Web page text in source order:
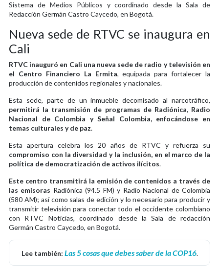
Sistema de Medios Públicos y coordinado desde la Sala de
Redacción Germán Castro Caycedo, en Bogotá.
Nueva sede de RTVC se inaugura en
Cali
RTVC inauguró en Cali una nueva sede de radio y televisión en
el Centro Financiero La Ermita, equipada para fortalecer la
producción de contenidos regionales y nacionales.
Esta sede, parte de un inmueble decomisado al narcotráfico,
permitirá la transmisión de programas de Radiónica, Radio
Nacional de Colombia y Señal Colombia, enfocándose en
temas culturales y de paz.
Esta apertura celebra los 20 años de RTVC y refuerza su
compromiso con la diversidad y la inclusión, en el marco de la
política de democratización de activos ilícitos.
Este centro transmitirá la emisión de contenidos a través de
las emisoras Radiónica (94.5 FM) y Radio Nacional de Colombia
(580 AM); así como salas de edición y lo necesario para producir y
transmitir televisión para conectar todo el occidente colombiano
con RTVC Noticias, coordinado desde la Sala de redacción
Germán Castro Caycedo, en Bogotá.
Lee también: Las 5 cosas que debes saber de la COP16.